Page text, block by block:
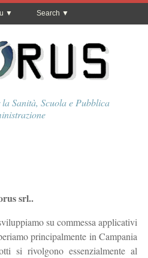
Search
Sanità, Scuola e Pubblica
srl..
su commessa applicativi
principalmente in Campania
si rivolgono essenzialmente al